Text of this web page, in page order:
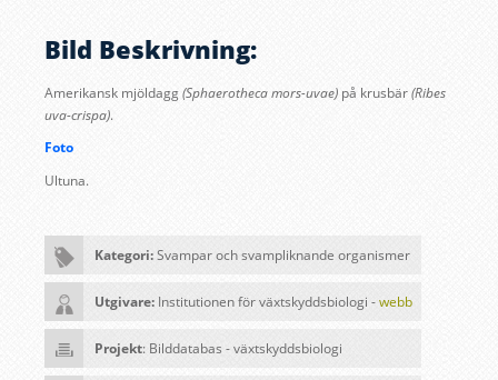
Bild Beskrivning:
Amerikansk mjöldagg(Sphaerotheca mors-uvae) på krusbär(Ribes
uva-crispa).
Foto
Ultuna.
Kategori:Svampar och svampliknande organismer
Utgivare: Institutionen för växtskyddsbiologi -webb
Projekt: Bilddatabas - växtskyddsbiologi